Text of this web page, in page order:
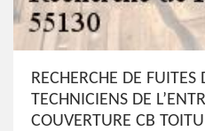
RECHERCHE DE FUITES
TECHNICIENS DE
COUVERTURE CB